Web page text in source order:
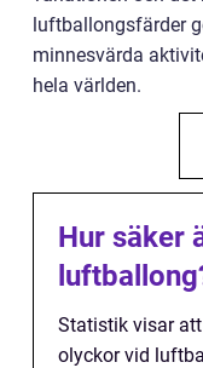
luftballongsfärder
minnesvärda
hela världen.
Hur säker
Statistik visar
olyckor vid